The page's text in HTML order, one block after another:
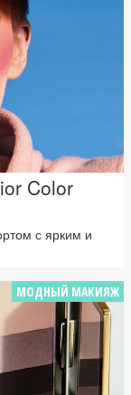
Color
с ярким и
МОДНЫЙ МАКИЯЖ